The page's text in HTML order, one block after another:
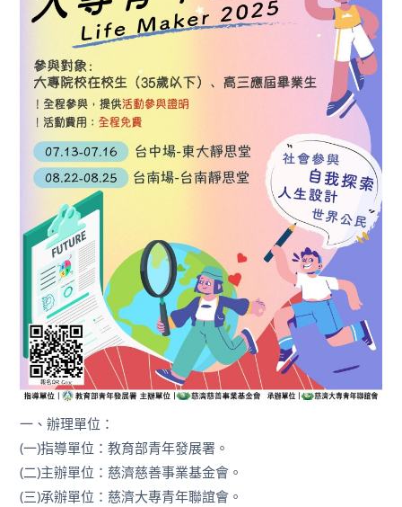
一、辦理單位：
(一)指導單位：教育部青年發展署。
(二)主辦單位：慈濟慈善事業基金會。
(三)承辦單位：慈濟大專青年聯誼會。